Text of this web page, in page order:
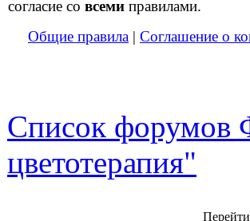
согласие со всеми правилами.
Общие правила | Соглашение о
Список форумов
цветотерапия"